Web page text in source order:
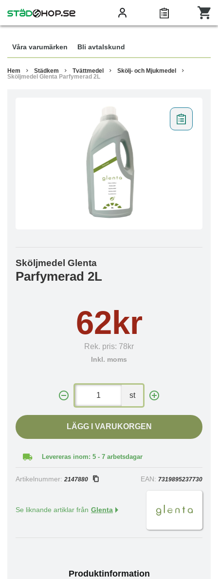
Våra varumärken Bli avtalskund
Hem Städkem Tvättmedel
Skölj- och Mjukmedel
Sköljmedel Glenta Parfymerad 2L
Sköljmedel Glenta
Parfymerad 2L
62kr
Rek. pris: 78kr
Inkl. moms
st
LÄGG I VARUKORGEN
Levereras inom: 5 - 7 arbetsdagar
Artikelnummer: 2147880 EAN: 7319895237730
Se liknande artiklar från Glenta
Produktinformation